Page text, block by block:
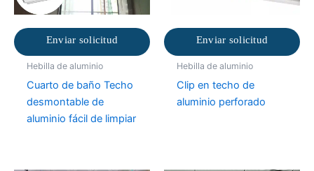
Enviar solicitud
Hebilla de aluminio
Cuarto de baño Techo
desmontable de
aluminio fácil de limpiar
Enviar solicitud
Hebilla de aluminio
Clip en techo de
aluminio perforado